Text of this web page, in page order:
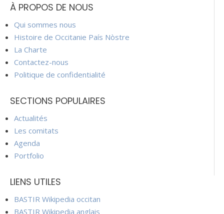
À PROPOS DE NOUS
Qui sommes nous
Histoire de Occitanie País Nòstre
La Charte
Contactez-nous
Politique de confidentialité
SECTIONS POPULAIRES
Actualités
Les comitats
Agenda
Portfolio
LIENS UTILES
BASTIR Wikipedia occitan
BASTIR Wikipedia anglais